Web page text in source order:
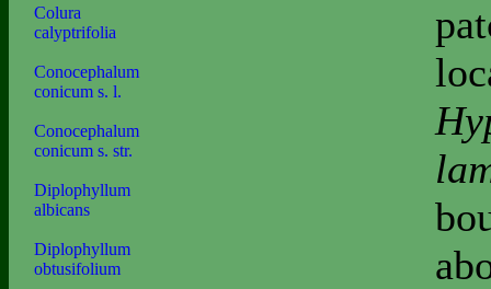
Colura
calyptrifolia
Conocephalum
conicum s. l.
Conocephalum
conicum s. str.
Diplophyllum
albicans
Diplophyllum
obtusifolium